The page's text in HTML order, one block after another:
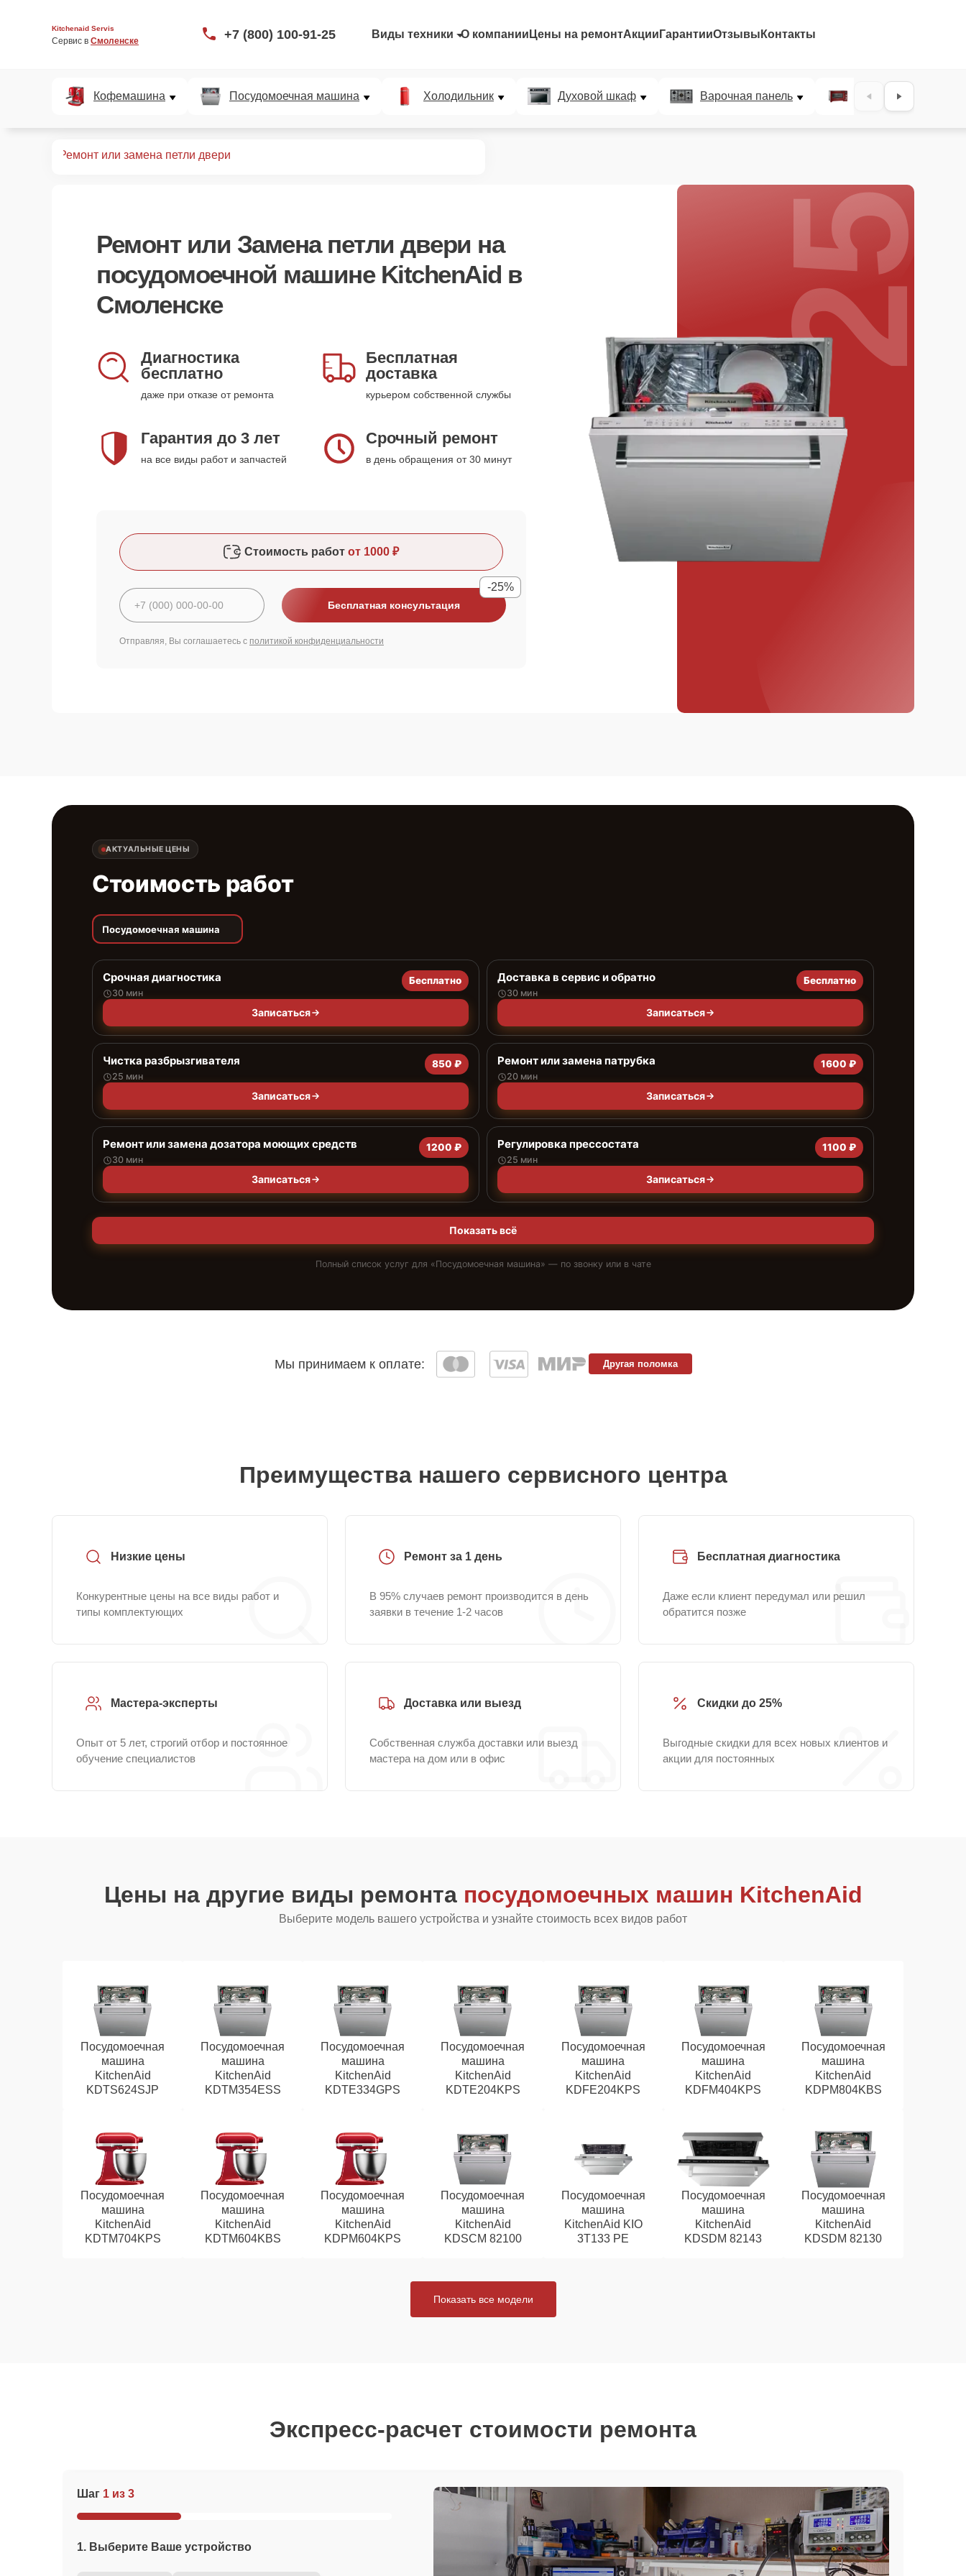
Kitchenaid Servis
Сервис в Смоленске +7 (800) 100-91-25 Виды техники О компании Цены на ремонтАкции ГарантииОтзывы Контакты
Кофемашина Посудомоечная машина Холодильник Духовой шкаф Варочная панель Микроволновая
Ремонт или замена петли двери
Ремонт или Замена петли двери на
посудомоечной машине KitchenAid в
Смоленске
Диагностика
бесплатно
даже при отказе от ремонта
Бесплатная
доставка
курьером собственной службы
Гарантия до 3 лет
на все виды работ и запчастей
Срочный ремонт
в день обращения от 30 минут
Стоимость работ от 1000 ₽
Бесплатная консультация
-25%
Отправляя, Вы соглашаетесь с политикой конфиденциальности
25%
АКТУАЛЬНЫЕ ЦЕНЫ
Стоимость работ
Посудомоечная машина
Срочная диагностика
30 мин
Бесплатно
Записаться
Доставка в сервис и обратно
30 мин
Бесплатно
Записаться
Чистка разбрызгивателя
25 мин
850 ₽
Записаться
Ремонт или замена патрубка
20 мин
1600 ₽
Записаться
Ремонт или замена дозатора моющих средств
30 мин
1200 ₽
Записаться
Регулировка прессостата
25 мин
1100 ₽
Записаться
Показать всё
Полный список услуг для «Посудомоечная машина» — по звонку или в чате
Мы принимаем к оплате: Другая поломка
Преимущества нашего сервисного центра
Низкие цены
Конкурентные цены на все виды работ и
типы комплектующих
Ремонт за 1 день
В 95% случаев ремонт производится в день
заявки в течение 1-2 часов
Бесплатная диагностика
Даже если клиент передумал или решил
обратится позже
Мастера-эксперты
Опыт от 5 лет, строгий отбор и постоянное
обучение специалистов
Доставка или выезд
Собственная служба доставки или выезд
мастера на дом или в офис
Скидки до 25%
Выгодные скидки для всех новых клиентов и
акции для постоянных
Цены на другие виды ремонта посудомоечных машин KitchenAid
Выберите модель вашего устройства и узнайте стоимость всех видов работ
Посудомоечная
машина
KitchenAid
KDTS624SJP
Посудомоечная
машина
KitchenAid
KDTM354ESS
Посудомоечная
машина
KitchenAid
KDTE334GPS
Посудомоечная
машина
KitchenAid
KDTE204KPS
Посудомоечная
машина
KitchenAid
KDFE204KPS
Посудомоечная
машина
KitchenAid
KDFM404KPS
Посудомоечная
машина
KitchenAid
KDPM804KBS
Посудомоечная
машина
KitchenAid
KDTM704KPS
Посудомоечная
машина
KitchenAid
KDTM604KBS
Посудомоечная
машина
KitchenAid
KDPM604KPS
Посудомоечная
машина
KitchenAid
KDSCM 82100
Посудомоечная
машина
KitchenAid KIO
3T133 PE
Посудомоечная
машина
KitchenAid
KDSDM 82143
Посудомоечная
машина
KitchenAid
KDSDM 82130
Показать все модели
Экспресс-расчет стоимости ремонта
Шаг 1 из 3
1. Выберите Ваше устройство